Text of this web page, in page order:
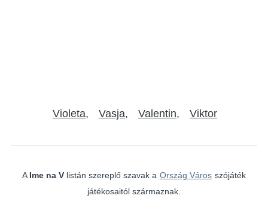
Violeta Vasja Valentin Viktor
A Ime na V listán szereplő szavak a Ország Város szójáték
játékosaitól származnak.